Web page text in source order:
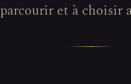
parcourir et à choisir